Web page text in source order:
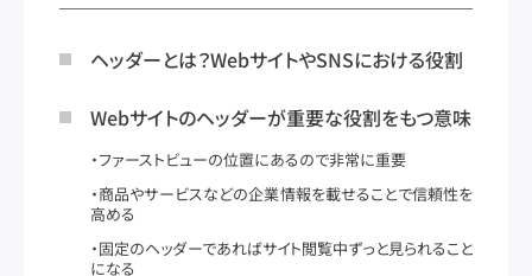
ヘッダーとは？WebサイトやSNSにおける役割
Webサイトのヘッダーが重要な役割をもつ意味
ファーストビューの位置にあるので非常に重要
商品やサービスなどの企業情報を載せることで信頼性を
高める
固定のヘッダーであればサイト閲覧中ずっと見られること
になる